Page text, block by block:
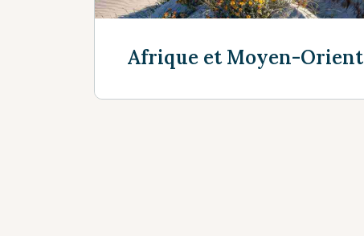
Afrique et Moyen-Orient